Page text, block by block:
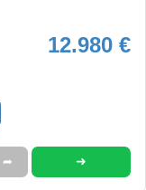
12.980 €
➦ ➜